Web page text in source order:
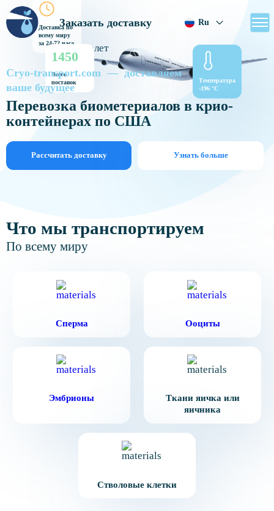
Заказать доставку Ru
Cryo-transport.com — доставляем
ваше будущее
Перевозка биометериалов в крио-
контейнерах по США
Рассчитать доставку Узнать больше
Доставка по
всему миру
за 24-72 часа
1450
Всего
поставок
Температура
-196 °C
Что мы транспортируем
По всему миру
Сперма Ооциты
Эмбрионы
Ткани яичка или
яичника
Стволовые клетки